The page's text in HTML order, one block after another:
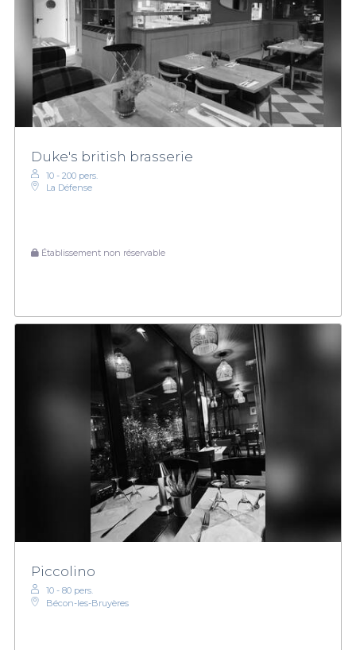
Duke's british brasserie
10 - 200 pers.
La Défense
Établissement non réservable
Piccolino
10 - 80 pers.
Bécon-les-Bruyères